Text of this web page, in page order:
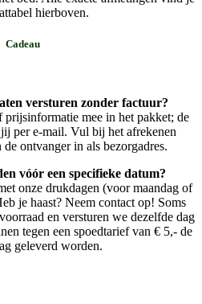
hierboven.
Cadeau
versturen zonder factuur?
prijsinformatie mee in het pakket; de
per e-mail. Vul bij het afrekenen
ontvanger in als bezorgadres.
vóór een specifieke datum?
onze drukdagen (voor maandag of
je haast? Neem contact op! Soms
en versturen we dezelfde dag
tegen een spoedtarief van € 5,- de
geleverd worden.